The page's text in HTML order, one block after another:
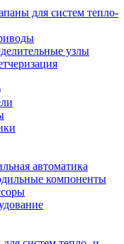
для систем тепло-
узлы
автоматика
компоненты